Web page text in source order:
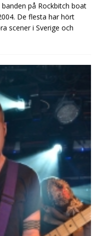
på Rockbitch boat
De flesta har hört
scener i Sverige och